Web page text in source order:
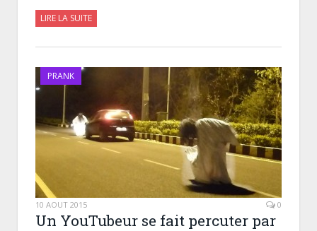
LIRE LA SUITE
PRANK
10 AOÛT 2015 0
Un YouTubeur se fait percuter par